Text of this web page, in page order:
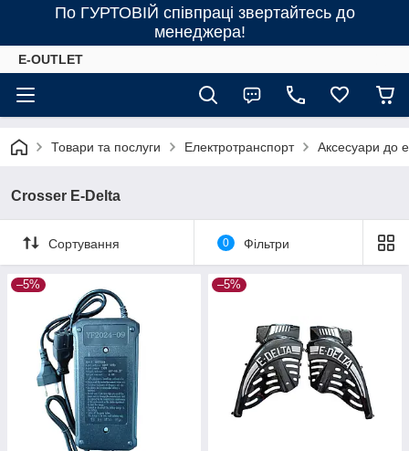
По ГУРТОВІЙ співпраці звертайтесь до
менеджера!
E-OUTLET
Товари та послуги Електротранспорт Аксесуари до
Crosser E-Delta
Сортування 0 Фільтри
–5% –5%